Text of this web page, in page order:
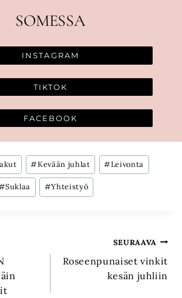
SOMESSA
INSTAGRAM
TIKTOK
FACEBOOK
#Kevään juhlat #Leivonta
Suklaa #Yhteistyö
SEURAAVA
Roseenpunaiset vinkit
kesän juhliin